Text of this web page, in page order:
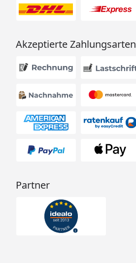
Akzeptierte Zahlungsarten
Partner